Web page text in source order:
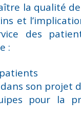
la qualité
et
des
:
son projet
pour la